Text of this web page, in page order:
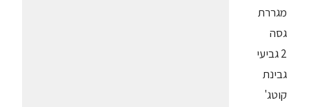
מגררת
גסה
2 גביעי
גבינת
קוטג'